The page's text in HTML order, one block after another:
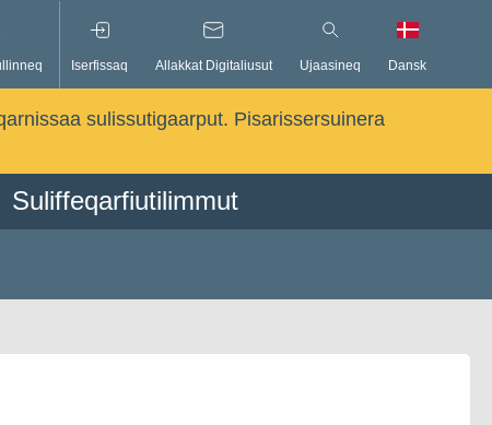
Iserfissaq Allakkat Digitaliusut Ujaasineq Dansk
sulissutigaarput. Pisarissersuinera
Suliffeqarfiutilimmut